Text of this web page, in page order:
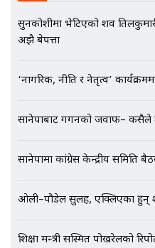
भिजिट
सुनकोशीमा भेटिएको शव
अझै बेपत्ता
‘नागरिक, नीति र नेतृत्व’
सानेपाबाट गगनको जवाफ– कसैले
सानेपामा कांग्रेस केन्द्रीय समिति
ओली–पौडेल सुलह, एक्लिएका हुन्
शिक्षा मन्त्री सस्मित पोखरेलको